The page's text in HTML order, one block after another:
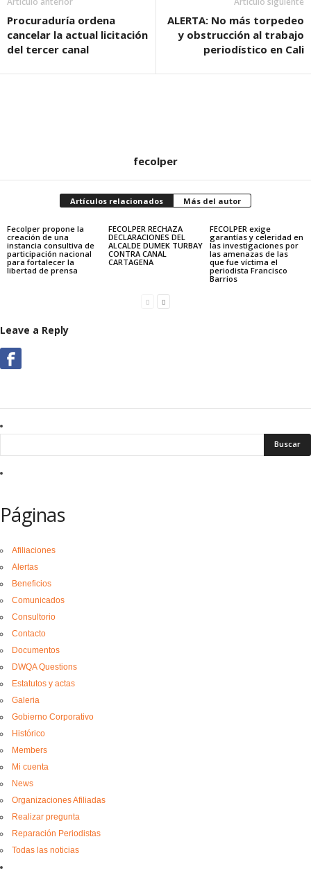
Procuraduría ordena
cancelar la actual licitación
del tercer canal
ALERTA: No más torpedeo
y obstrucción al trabajo
periodístico en Cali
fecolper
Artículos relacionados Más del autor
Fecolper propone la
creación de una
instancia consultiva de
participación nacional
para fortalecer la
libertad de prensa
FECOLPER RECHAZA
DECLARACIONES DEL
ALCALDE DUMEK TURBAY
CONTRA CANAL
CARTAGENA
FECOLPER exige
garantías y celeridad en
las investigaciones por
las amenazas de las
que fue víctima el
periodista Francisco
Barrios
Leave a Reply
Páginas
Afiliaciones
Alertas
Beneficios
Comunicados
Consultorio
Contacto
Documentos
DWQA Questions
Estatutos y actas
Galeria
Gobierno Corporativo
Histórico
Members
Mi cuenta
News
Organizaciones Afiliadas
Realizar pregunta
Reparación Periodistas
Todas las noticias